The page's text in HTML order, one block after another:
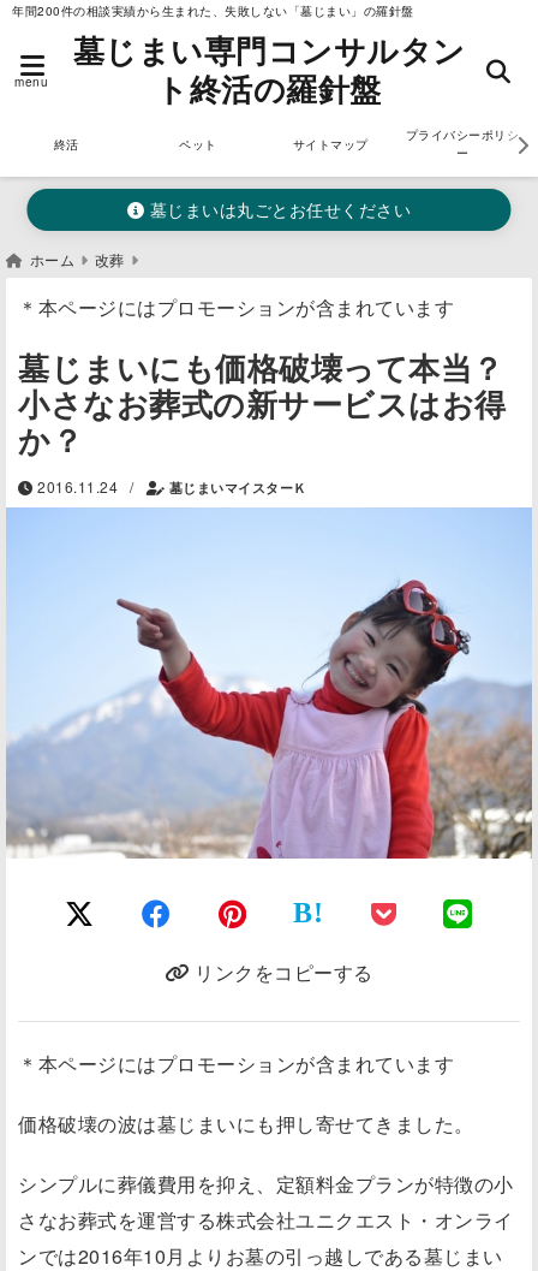
年間200件の相談実績から生まれた、失敗しない「墓じまい」の羅針盤
menu
墓じまい専門コンサルタン
ト終活の羅針盤
終活 ペット サイトマップ
プライバシーポリシ
ー
墓じまいは丸ごとお任せください
ホーム 改葬
＊本ページにはプロモーションが含まれています
墓じまいにも価格破壊って本当？
小さなお葬式の新サービスはお得
か？
2016.11.24 / 墓じまいマイスターＫ
B!
リンクをコピーする
＊本ページにはプロモーションが含まれています
価格破壊の波は墓じまいにも押し寄せてきました。
シンプルに葬儀費用を抑え、定額料金プランが特徴の小
さなお葬式を運営する株式会社ユニクエスト・オンライ
ンでは2016年10月よりお墓の引っ越しである墓じまい